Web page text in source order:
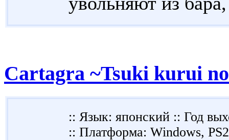
Cartagra ~Tsuki kurui
:: Язык: японский :: Год
:: Платформа: Windows,